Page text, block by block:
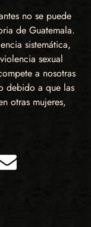
no se puede
de Guatemala.
sistemática,
sexual
a nosotras
debido a que las
otras mujeres,
Correo